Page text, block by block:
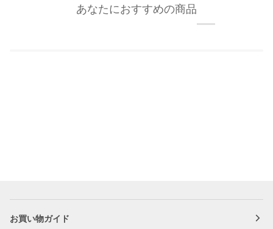
あなたにおすすめの商品
お買い物ガイド